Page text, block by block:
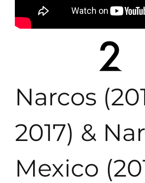
Narcos
2017) &
Mexico